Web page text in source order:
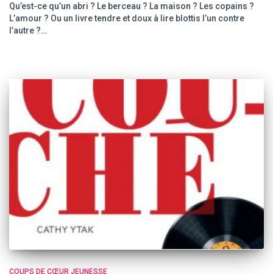
Qu’est-ce qu’un abri ? Le berceau ? La maison ? Les copains ?
L’amour ? Ou un livre tendre et doux à lire blottis l’un contre
l’autre ?…
COUPS DE CŒUR JEUNESSE